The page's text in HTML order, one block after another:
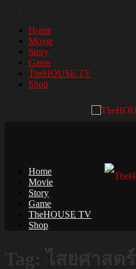
Home
Movie
Story
Game
TheHOUSE TV
Shop
Home
Movie
Story
Game
TheHOUSE TV
Shop